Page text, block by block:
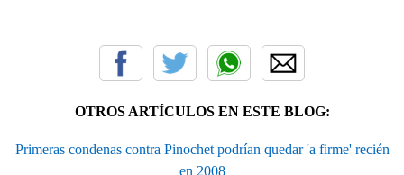
OTROS ARTÍCULOS EN ESTE BLOG:
Primeras condenas contra Pinochet podrían quedar 'a firme' recién
en 2008